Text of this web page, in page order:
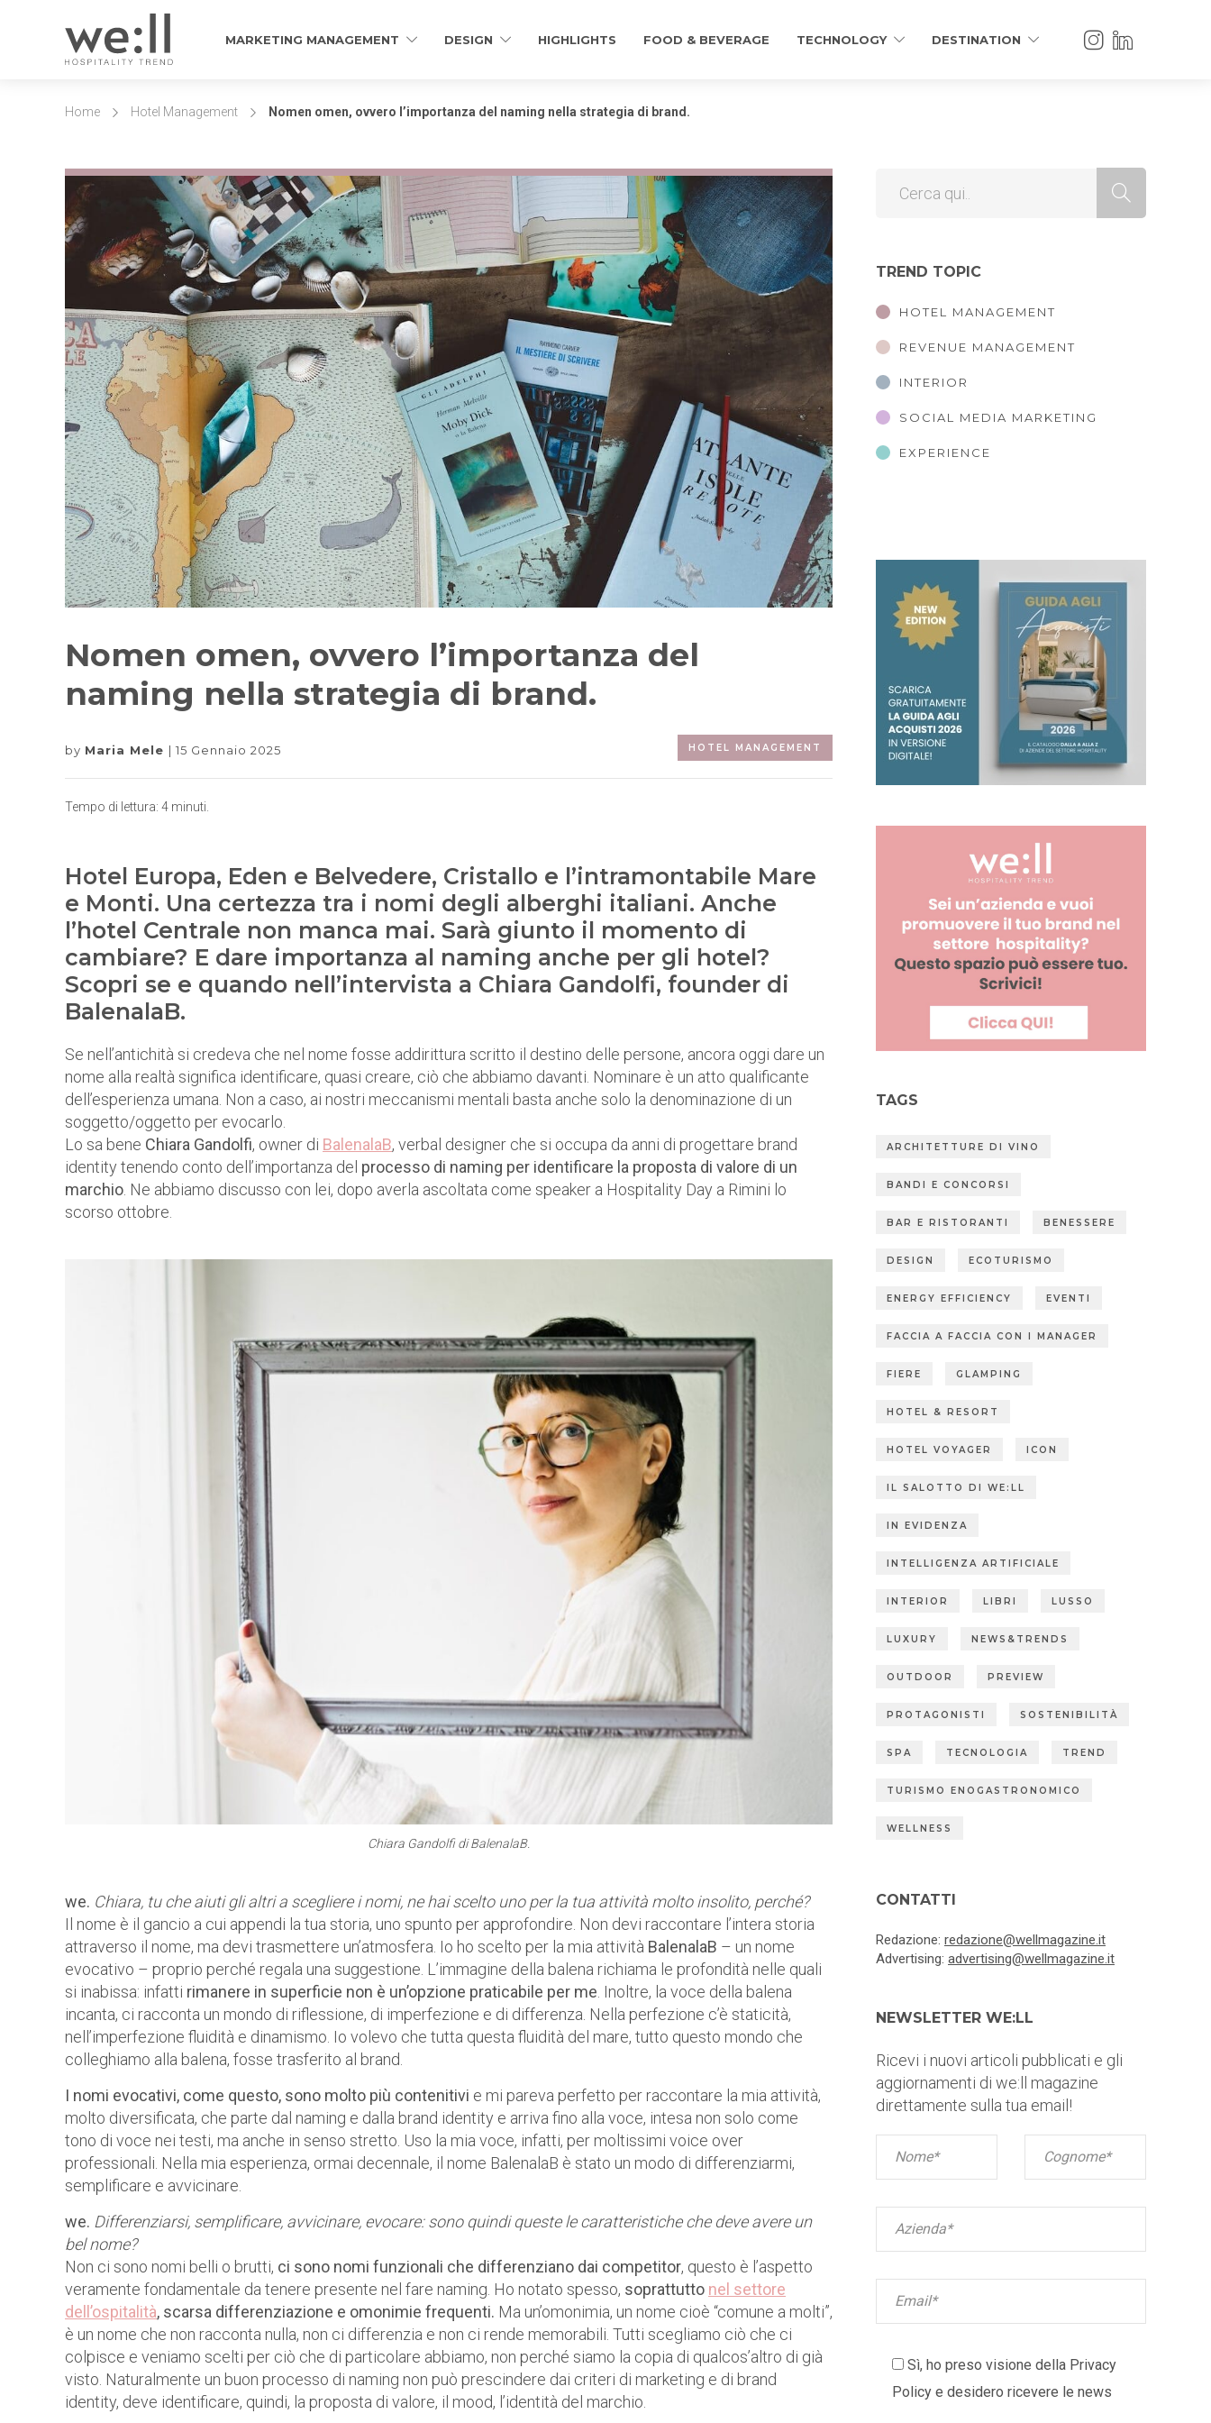
MARKETING MANAGEMENT DESIGN HIGHLIGHTS FOOD & BEVERAGE TECHNOLOGY DESTINATION
Home Hotel Management Nomen omen, ovvero l’importanza del naming nella strategia di brand.
Nomen omen, ovvero l’importanza del
naming nella strategia di brand.
by Maria Mele 15 Gennaio 2025 HOTEL MANAGEMENT
Tempo di lettura: 4 minuti.
Hotel Europa, Eden e Belvedere, Cristallo e l’intramontabile Mare
e Monti. Una certezza tra i nomi degli alberghi italiani. Anche
l’hotel Centrale non manca mai. Sarà giunto il momento di
cambiare? E dare importanza al naming anche per gli hotel?
Scopri se e quando nell’intervista a Chiara Gandolfi, founder di
BalenalaB.
Se nell’antichità si credeva che nel nome fosse addirittura scritto il destino delle persone, ancora oggi dare un
nome alla realtà significa identificare, quasi creare, ciò che abbiamo davanti. Nominare è un atto qualificante
dell’esperienza umana. Non a caso, ai nostri meccanismi mentali basta anche solo la denominazione di un
soggetto/oggetto per evocarlo.
Lo sa bene Chiara Gandolfi, owner di BalenalaB, verbal designer che si occupa da anni di progettare brand
identity tenendo conto dell’importanza del processo di naming per identificare la proposta di valore di un
marchio. Ne abbiamo discusso con lei, dopo averla ascoltata come speaker a Hospitality Day a Rimini lo
scorso ottobre.
Chiara Gandolfi di BalenalaB.
we. Chiara, tu che aiuti gli altri a scegliere i nomi, ne hai scelto uno per la tua attività molto insolito, perché?
Il nome è il gancio a cui appendi la tua storia, uno spunto per approfondire. Non devi raccontare l’intera storia
attraverso il nome, ma devi trasmettere un’atmosfera. Io ho scelto per la mia attività BalenalaB – un nome
evocativo – proprio perché regala una suggestione. L’immagine della balena richiama le profondità nelle quali
si inabissa: infatti rimanere in superficie non è un’opzione praticabile per me . Inoltre, la voce della balena
incanta, ci racconta un mondo di riflessione, di imperfezione e di differenza. Nella perfezione c’è staticità,
nell’imperfezione fluidità e dinamismo. Io volevo che tutta questa fluidità del mare, tutto questo mondo che
colleghiamo alla balena, fosse trasferito al brand.
I nomi evocativi, come questo, sono molto più contenitivi e mi pareva perfetto per raccontare la mia attività,
molto diversificata, che parte dal naming e dalla brand identity e arriva fino alla voce, intesa non solo come
tono di voce nei testi, ma anche in senso stretto. Uso la mia voce, infatti, per moltissimi voice over
professionali. Nella mia esperienza, ormai decennale, il nome BalenalaB è stato un modo di differenziarmi,
semplificare e avvicinare.
we. Differenziarsi, semplificare, avvicinare, evocare: sono quindi queste le caratteristiche che deve avere un
bel nome?
Non ci sono nomi belli o brutti, ci sono nomi funzionali che differenziano dai competitor, questo è l’aspetto
veramente fondamentale da tenere presente nel fare naming. Ho notato spesso, soprattutto nel settore
dell’ospitalità, scarsa differenziazione e omonimie frequenti. Ma un’omonimia, un nome cioè “comune a molti”,
è un nome che non racconta nulla, non ci differenzia e non ci rende memorabili. Tutti scegliamo ciò che ci
colpisce e veniamo scelti per ciò che di particolare abbiamo, non perché siamo la copia di qualcos’altro di già
visto. Naturalmente un buon processo di naming non può prescindere dai criteri di marketing e di brand
identity, deve identificare, quindi, la proposta di valore, il mood, l’identità del marchio.
TREND TOPIC
HOTEL MANAGEMENT
REVENUE MANAGEMENT
INTERIOR
SOCIAL MEDIA MARKETING
EXPERIENCE
TAGS
ARCHITETTURE DI VINO
BANDI E CONCORSI
BAR E RISTORANTI BENESSERE
DESIGN ECOTURISMO
ENERGY EFFICIENCY EVENTI
FACCIA A FACCIA CON I MANAGER
FIERE GLAMPING
HOTEL & RESORT
HOTEL VOYAGER ICON
IL SALOTTO DI WE:LL
IN EVIDENZA
INTELLIGENZA ARTIFICIALE
INTERIOR LIBRI LUSSO
LUXURY NEWS&TRENDS
OUTDOOR PREVIEW
PROTAGONISTI SOSTENIBILITÀ
SPA TECNOLOGIA TREND
TURISMO ENOGASTRONOMICO
WELLNESS
CONTATTI
Redazione: redazione@wellmagazine.it
Advertising: advertising@wellmagazine.it
NEWSLETTER WE:LL
Ricevi i nuovi articoli pubblicati e gli
aggiornamenti di we:ll magazine
direttamente sulla tua email!
Sì, ho preso visione della Privacy
Policy e desidero ricevere le news